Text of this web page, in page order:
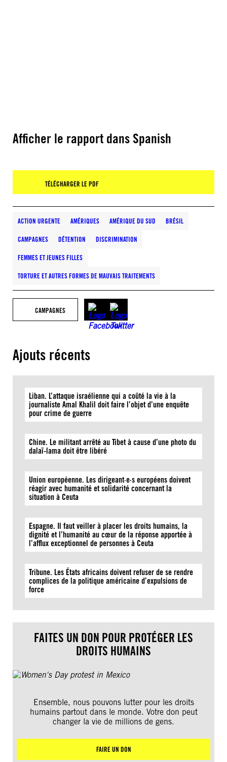
Afficher le rapport dans Spanish
TÉLÉCHARGER LE PDF
ACTION URGENTE AMÉRIQUES AMÉRIQUE DU SUD BRÉSIL
CAMPAGNES DÉTENTION DISCRIMINATION
FEMMES ET JEUNES FILLES
TORTURE ET AUTRES FORMES DE MAUVAIS TRAITEMENTS
CAMPAGNES
Ajouts récents
Liban. L’attaque israélienne qui a coûté la vie à la
journaliste Amal Khalil doit faire l’objet d’une enquête
pour crime de guerre
Chine. Le militant arrêté au Tibet à cause d’une photo du
dalaï-lama doit être libéré
Union européenne. Les dirigeant·e·s européens doivent
réagir avec humanité et solidarité concernant la
situation à Ceuta
Espagne. Il faut veiller à placer les droits humains, la
dignité et l’humanité au cœur de la réponse apportée à
l’afflux exceptionnel de personnes à Ceuta
Tribune. Les États africains doivent refuser de se rendre
complices de la politique américaine d’expulsions de
force
FAITES UN DON POUR PROTÉGER LES
DROITS HUMAINS
Ensemble, nous pouvons lutter pour les droits
humains partout dans le monde. Votre don peut
changer la vie de millions de gens.
FAIRE UN DON